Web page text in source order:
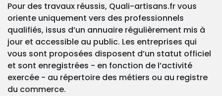
Pour des travaux réussis, Quali-artisans.fr vous
oriente uniquement vers des professionnels
qualifiés, issus d’un annuaire régulièrement mis à
jour et accessible au public. Les entreprises qui
vous sont proposées disposent d’un statut officiel
et sont enregistrées - en fonction de l’activité
exercée - au répertoire des métiers ou au registre
du commerce.